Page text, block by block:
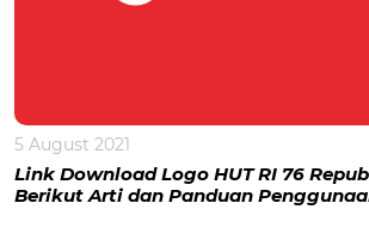
5 August 2021
Link Download Logo HUT RI 76
Berikut Arti dan Panduan